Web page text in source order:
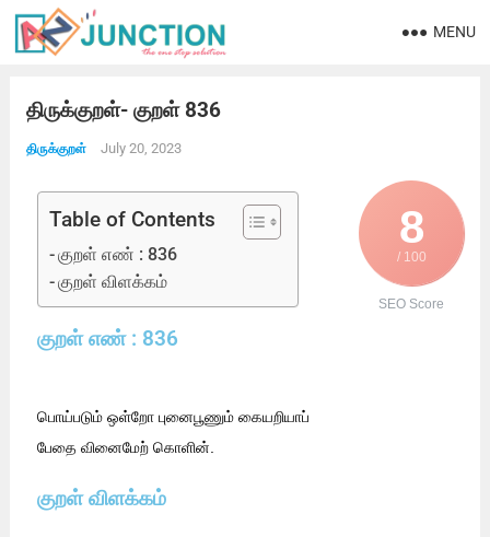
MENU
திருக்குறள்- குறள் 836
திருக்குறள் July 20, 2023
8
/ 100
SEO Score
Table of Contents
குறள் எண் : 836
குறள் விளக்கம்
குறள் எண் : 836
பொய்படும் ஒள்றோ புனைபூணும் கையறியாப்
பேதை வினைமேற் கொளின்.
குறள் விளக்கம்